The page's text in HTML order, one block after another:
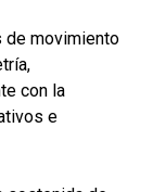
de movimiento
con la
e